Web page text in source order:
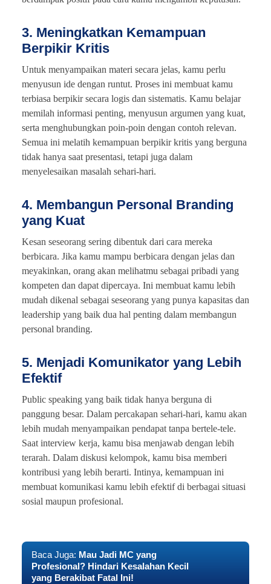
3. Meningkatkan Kemampuan
Berpikir Kritis
Untuk menyampaikan materi secara jelas, kamu perlu
menyusun ide dengan runtut. Proses ini membuat kamu
terbiasa berpikir secara logis dan sistematis. Kamu belajar
memilah informasi penting, menyusun argumen yang kuat,
serta menghubungkan poin-poin dengan contoh relevan.
Semua ini melatih kemampuan berpikir kritis yang berguna
tidak hanya saat presentasi, tetapi juga dalam
menyelesaikan masalah sehari-hari.
4. Membangun Personal Branding
yang Kuat
Kesan seseorang sering dibentuk dari cara mereka
berbicara. Jika kamu mampu berbicara dengan jelas dan
meyakinkan, orang akan melihatmu sebagai pribadi yang
kompeten dan dapat dipercaya. Ini membuat kamu lebih
mudah dikenal sebagai seseorang yang punya kapasitas dan
leadership yang baik dua hal penting dalam membangun
personal branding.
5. Menjadi Komunikator yang Lebih
Efektif
Public speaking yang baik tidak hanya berguna di
panggung besar. Dalam percakapan sehari-hari, kamu akan
lebih mudah menyampaikan pendapat tanpa bertele-tele.
Saat interview kerja, kamu bisa menjawab dengan lebih
terarah. Dalam diskusi kelompok, kamu bisa memberi
kontribusi yang lebih berarti. Intinya, kemampuan ini
membuat komunikasi kamu lebih efektif di berbagai situasi
sosial maupun profesional.
Baca Juga: Mau Jadi MC yang
Profesional? Hindari Kesalahan Kecil
yang Berakibat Fatal Ini!